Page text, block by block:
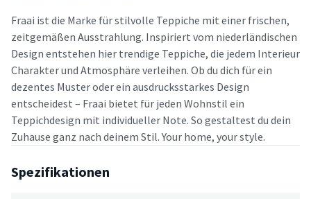
Fraai ist die Marke für stilvolle Teppiche mit einer frischen,
zeitgemäßen Ausstrahlung. Inspiriert vom niederländischen
Design entstehen hier trendige Teppiche, die jedem Interieur
Charakter und Atmosphäre verleihen. Ob du dich für ein
dezentes Muster oder ein ausdrucksstarkes Design
entscheidest – Fraai bietet für jeden Wohnstil ein
Teppichdesign mit individueller Note. So gestaltest du dein
Zuhause ganz nach deinem Stil. Your home, your style.
Spezifikationen